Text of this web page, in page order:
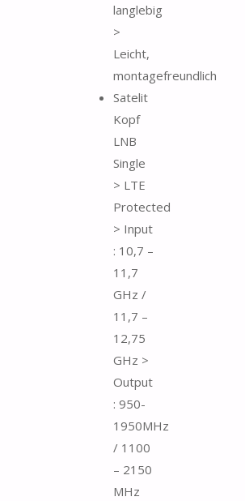
langlebig
>
Leicht,
montagefreundlich
Satelit
Kopf
LNB
Single
> LTE
Protected
> Input
: 10,7 –
11,7
GHz /
11,7 –
12,75
GHz >
Output
: 950-
1950MHz
/ 1100
– 2150
MHz